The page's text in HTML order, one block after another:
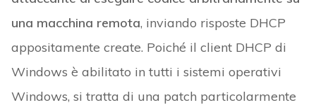
una macchina remota, inviando risposte DHCP
appositamente create. Poiché il client DHCP di
Windows è abilitato in tutti i sistemi operativi
Windows, si tratta di una patch particolarmente